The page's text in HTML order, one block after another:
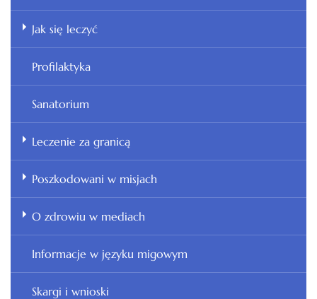
Jak się leczyć
Profilaktyka
Sanatorium
Leczenie za granicą
Poszkodowani w misjach
O zdrowiu w mediach
Informacje w języku migowym
Skargi i wnioski